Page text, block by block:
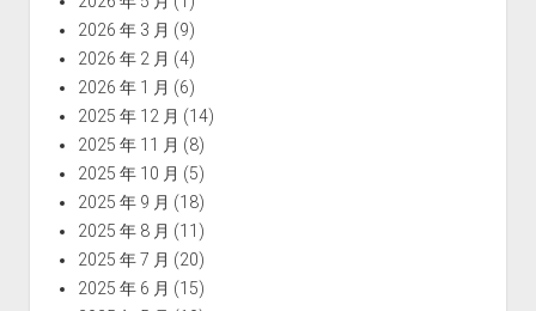
2026 年 3 月 (9)
2026 年 2 月 (4)
2026 年 1 月 (6)
2025 年 12 月 (14)
2025 年 11 月 (8)
2025 年 10 月 (5)
2025 年 9 月 (18)
2025 年 8 月 (11)
2025 年 7 月 (20)
2025 年 6 月 (15)